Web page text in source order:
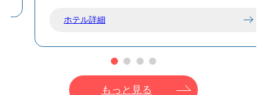
ホテル詳細
もっと見る